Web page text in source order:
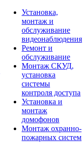
Установка,
монтаж и
обслуживание
видеонаблюдения
Ремонт и
обслуживание
Монтаж СКУД,
установка
системы
контроля доступа
Установка и
монтаж
домофонов
Монтаж охранно-
пожарных систем